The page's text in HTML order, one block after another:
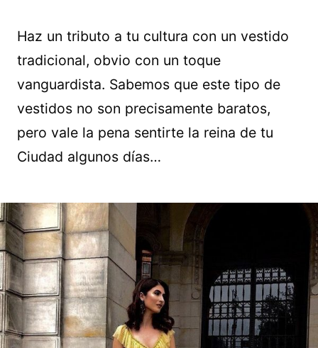
Haz un tributo a tu cultura con un vestido
tradicional, obvio con un toque
vanguardista. Sabemos que este tipo de
vestidos no son precisamente baratos,
pero vale la pena sentirte la reina de tu
Ciudad algunos días…